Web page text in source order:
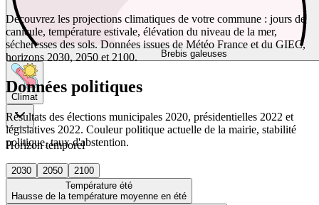
Brebis galeuses
Climat
Horizon temporel
2030 2050
2100
Température été
Hausse de la température moyenne en été
Découvrez les projections climatiques de votre commune : jours de
canicule, température estivale, élévation du niveau de la mer,
sécheresses des sols. Données issues de Météo France et du GIEC,
horizons 2030, 2050 et 2100.
Données politiques
Résultats des élections municipales 2020, présidentielles 2022 et
législatives 2022. Couleur politique actuelle de la mairie, stabilité
politique, taux d'abstention.